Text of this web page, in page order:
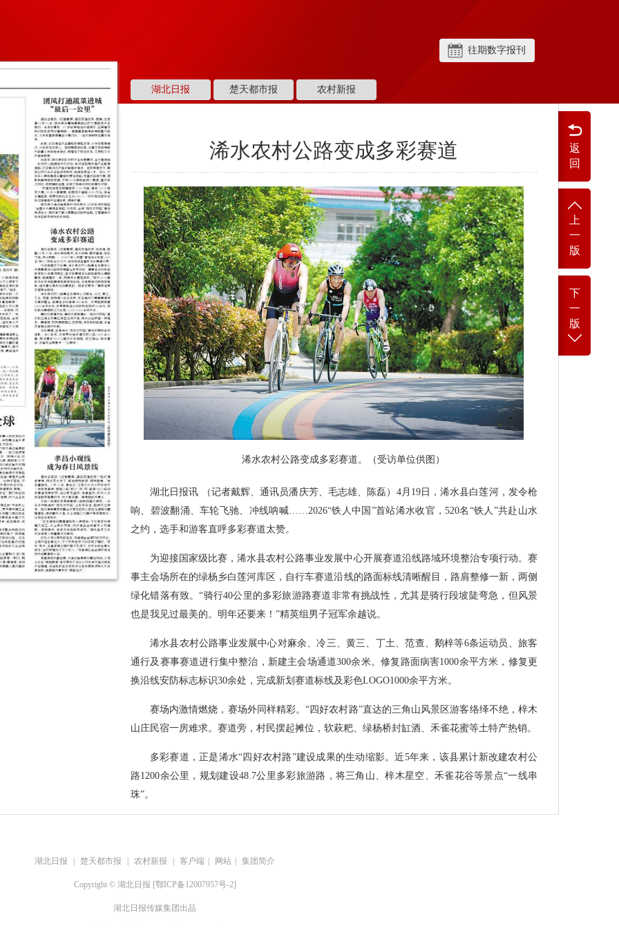
往期数字报刊
返
回
上
一
版
下
一
版
湖北日报 楚天都市报 农村新报
浠水农村公路变成多彩赛道
浠水农村公路变成多彩赛道。（受访单位供图）
湖北日报讯 （记者戴辉、通讯员潘庆芳、毛志雄、陈磊）4月19日，浠水县白莲河，发令枪
响、碧波翻涌、车轮飞驰、冲线呐喊……2026“铁人中国”首站浠水收官，520名“铁人”共赴山水
之约，选手和游客直呼多彩赛道太赞。
为迎接国家级比赛，浠水县农村公路事业发展中心开展赛道沿线路域环境整治专项行动。赛
事主会场所在的绿杨乡白莲河库区，自行车赛道沿线的路面标线清晰醒目，路肩整修一新，两侧
绿化错落有致。“骑行40公里的多彩旅游路赛道非常有挑战性，尤其是骑行段坡陡弯急，但风景
也是我见过最美的。明年还要来！”精英组男子冠军余越说。
浠水县农村公路事业发展中心对麻余、冷三、黄三、丁土、范查、鹅梓等6条运动员、旅客
通行及赛事赛道进行集中整治，新建主会场通道300余米。修复路面病害1000余平方米，修复更
换沿线安防标志标识30余处，完成新划赛道标线及彩色LOGO1000余平方米。
赛场内激情燃烧，赛场外同样精彩。“四好农村路”直达的三角山风景区游客络绎不绝，梓木
山庄民宿一房难求。赛道旁，村民摆起摊位，软萩粑、绿杨桥封缸酒、禾雀花蜜等土特产热销。
多彩赛道，正是浠水“四好农村路”建设成果的生动缩影。近5年来，该县累计新改建农村公
路1200余公里，规划建设48.7公里多彩旅游路，将三角山、梓木星空、禾雀花谷等景点“一线串
珠”。
湖北日报 | 楚天都市报 | 农村新报 | 客户端 | 网站 | 集团简介
Copyright © 湖北日报 [鄂ICP备12007957号-2]
湖北日报传媒集团出品